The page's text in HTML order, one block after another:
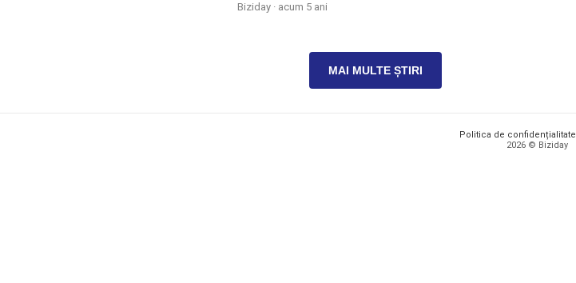
Biziday · acum 5 ani
MAI MULTE ȘTIRI
Politica de confidențialitate
2026 © Biziday